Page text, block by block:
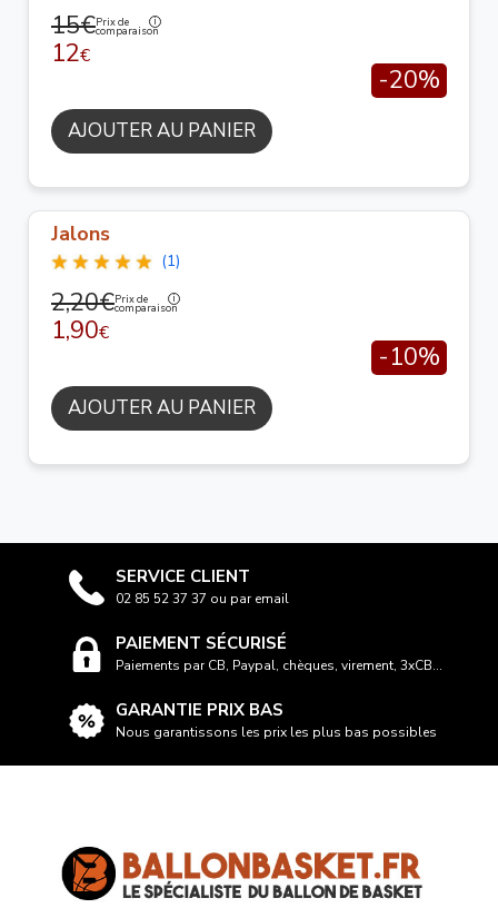
15€Prix de
comparaison
12€
-20%
AJOUTER AU PANIER
Jalons
(1)
2,20€Prix de
comparaison
1,90€
-10%
AJOUTER AU PANIER
SERVICE CLIENT
02 85 52 37 37 ou par email
PAIEMENT SÉCURISÉ
Paiements par CB, Paypal, chèques, virement, 3xCB...
GARANTIE PRIX BAS
Nous garantissons les prix les plus bas possibles